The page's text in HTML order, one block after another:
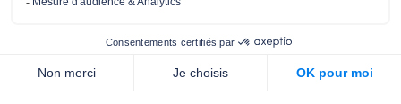
01 40 78 06 56
Nous contacter
Qui sommes-nous ?